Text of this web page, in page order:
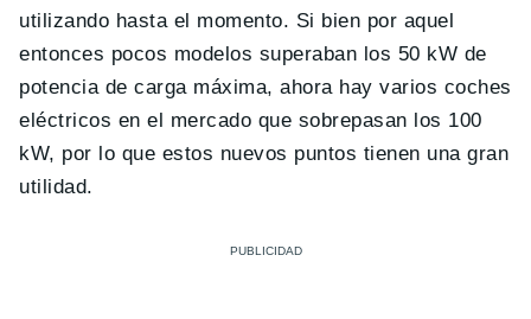
utilizando hasta el momento. Si bien por aquel
entonces pocos modelos superaban los 50 kW de
potencia de carga máxima, ahora hay varios coches
eléctricos en el mercado que sobrepasan los 100
kW, por lo que estos nuevos puntos tienen una gran
utilidad.